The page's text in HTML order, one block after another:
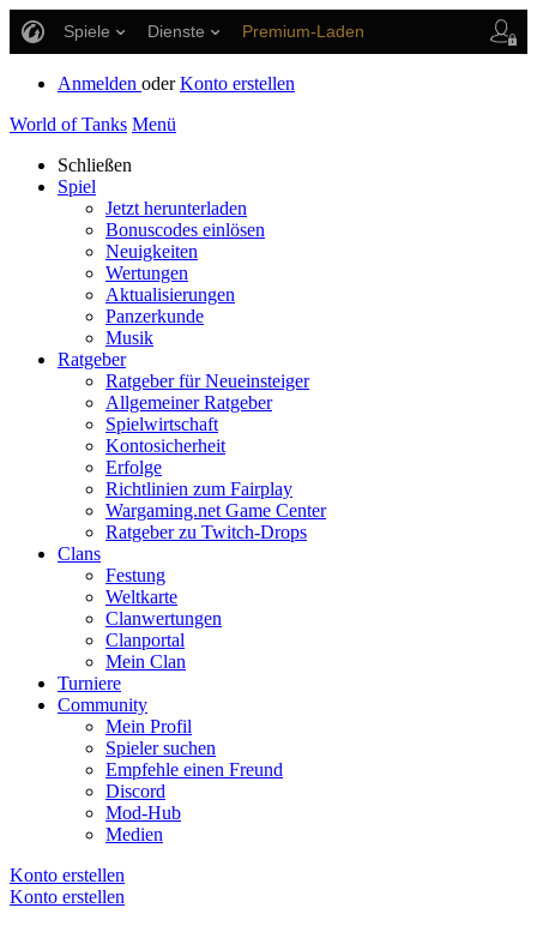
Spiele Dienste Premium-Laden
Spieler Support
Anmelden oderKonto erstellen
World of Tanks Menü
Schließen
Spiel
Jetzt herunterladen
Bonuscodes einlösen
Neuigkeiten
Wertungen
Aktualisierungen
Panzerkunde
Musik
Ratgeber
Ratgeber für Neueinsteiger
Allgemeiner Ratgeber
Spielwirtschaft
Kontosicherheit
Erfolge
Richtlinien zum Fairplay
Wargaming.net Game Center
Ratgeber zu Twitch-Drops
Clans
Festung
Weltkarte
Clanwertungen
Clanportal
Mein Clan
Turniere
Community
Mein Profil
Spieler suchen
Empfehle einen Freund
Discord
Mod-Hub
Medien
Konto erstellen
Konto erstellen